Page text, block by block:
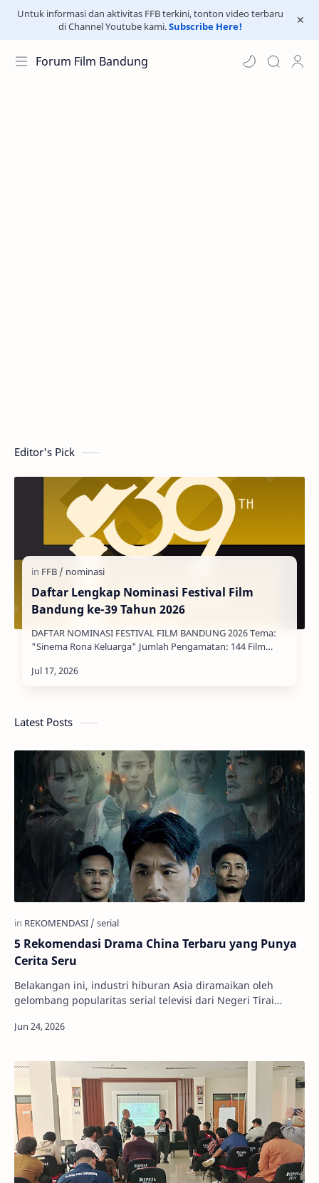
Untuk informasi dan aktivitas FFB terkini, tonton video terbaru
di Channel Youtube kami.Subscribe Here!
Forum Film Bandung
Editor's Pick
Daftar Lengkap Nominasi Festival Film
Bandung ke-39 Tahun 2026
DAFTAR NOMINASI FESTIVAL FILM BANDUNG 2026 Tema:
"Sinema Rona Keluarga" Jumlah Pengamatan: 144 Film
Latest Posts
5 Rekomendasi Drama China Terbaru yang Punya
Cerita Seru
Belakangan ini, industri hiburan Asia diramaikan oleh
gelombang popularitas serial televisi dari Negeri Tirai